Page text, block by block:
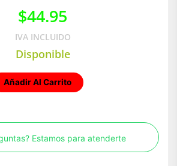
$44.95
IVA INCLUIDO
Disponible
Añadir Al Carrito
Estamos para atenderte